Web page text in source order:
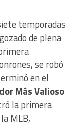
temporadas
de plena
se robó
en el
Más Valioso
la primera
MLB,